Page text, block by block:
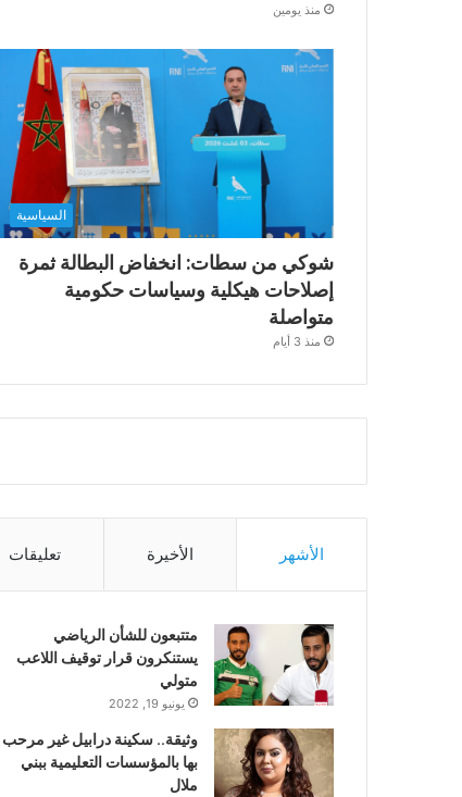
منذ يومين
السياسية
شوكي من سطات: انخفاض البطالة ثمرة
إصلاحات هيكلية وسياسات حكومية
متواصلة
منذ 3 أيام
الأشهر الأخيرة تعليقات
متتبعون للشأن الرياضي
يستنكرون قرار توقيف اللاعب
متولي
يونيو 19, 2022
وثيقة.. سكينة درابيل غير مرحب
بها بالمؤسسات التعليمية ببني
ملال